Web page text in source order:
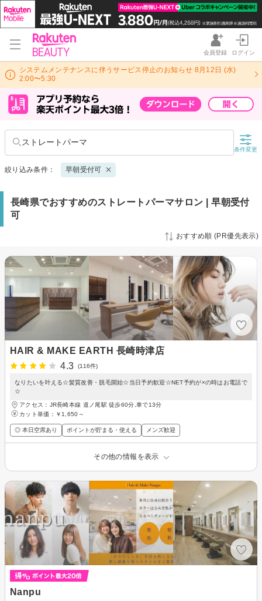
会員登録 ログイン
システムメンテナンスに伴うサービス停止のお知らせ 8月12日 (水)
2:00〜5:30
ストレートパーマ
条件変更
絞り込み条件： 早朝受付可
長崎県でおすすめのストレートパーマサロン | 早朝受付
可
おすすめ順 (PR優先表示)
HAIR & MAKE EARTH 長崎時津店
4.3
(116件)
なりたいを叶える☆髪質改善・脱毛開始☆当日予約歓迎☆NET予約が×の時はお電話で
☆
アクセス：JR長崎本線 道ノ尾駅 徒歩60分,車で13分
カット単価： ￥1,650～
◎ 本日空席あり ポイントが貯まる・使える メンズ歓迎
その他の情報を表示
Nanpu